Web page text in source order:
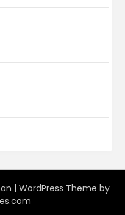
| WordPress Theme by